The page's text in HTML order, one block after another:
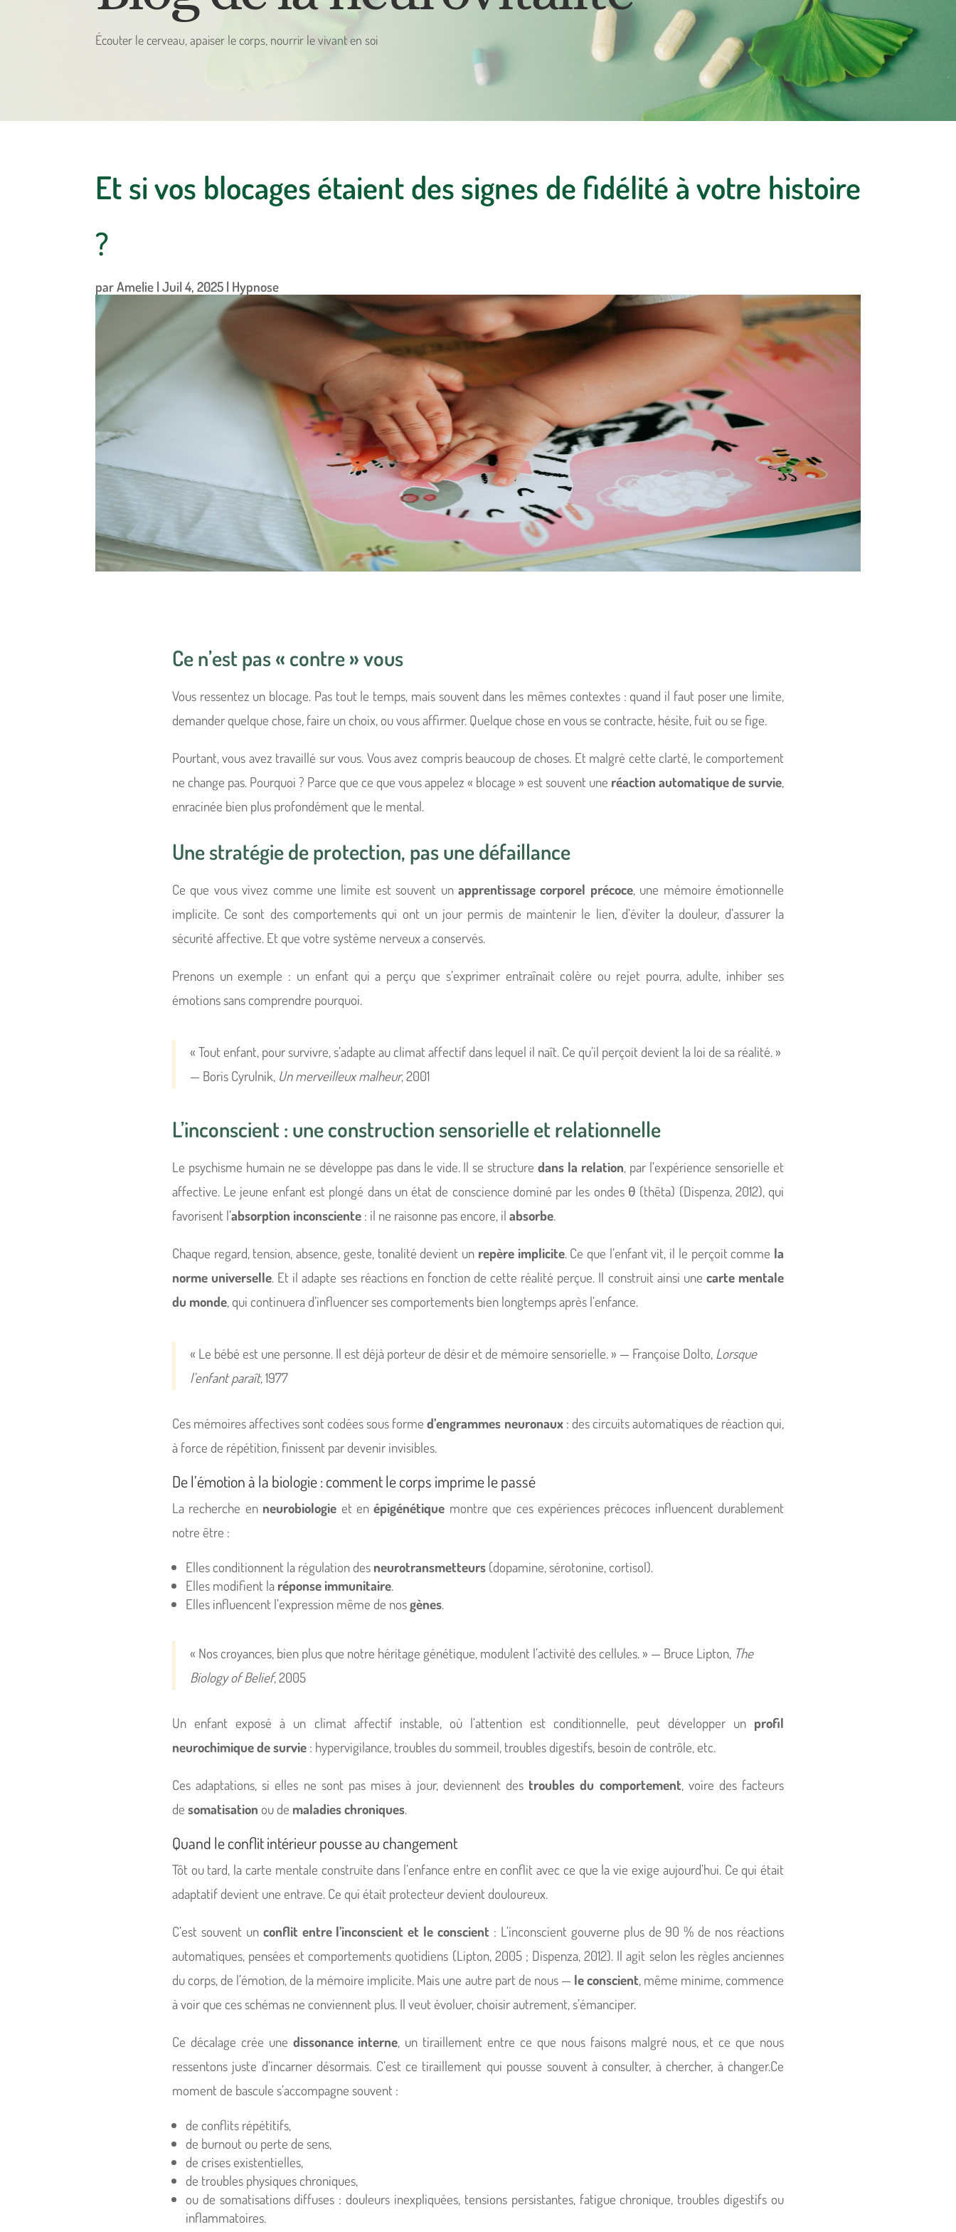
Écouter le cerveau, apaiser le corps, nourrir le vivant en soi
Et si vos blocages étaient des signes de fidélité à votre histoire
?
parAmelie |Juil 4, 2025 | Hypnose
Ce n’est pas « contre » vous
Vous ressentez un blocage. Pas tout le temps, mais souvent dans les mêmes contextes : quand il faut poser une limite,
demander quelque chose, faire un choix, ou vous affirmer. Quelque chose en vous se contracte, hésite, fuit ou se fige.
Pourtant, vous avez travaillé sur vous. Vous avez compris beaucoup de choses. Et malgré cette clarté, le comportement
ne change pas. Pourquoi ? Parce que ce que vous appelez « blocage » est souvent une réaction automatique de survie,
enracinée bien plus profondément que le mental.
Une stratégie de protection, pas une défaillance
Ce que vous vivez comme une limite est souvent un apprentissage corporel précoce, une mémoire émotionnelle
implicite. Ce sont des comportements qui ont un jour permis de maintenir le lien, d’éviter la douleur, d’assurer la
sécurité affective. Et que votre système nerveux a conservés.
Prenons un exemple : un enfant qui a perçu que s’exprimer entraînait colère ou rejet pourra, adulte, inhiber ses
émotions sans comprendre pourquoi.
« Tout enfant, pour survivre, s’adapte au climat affectif dans lequel il naît. Ce qu’il perçoit devient la loi de sa réalité. »
— Boris Cyrulnik, Un merveilleux malheur, 2001
L’inconscient : une construction sensorielle et relationnelle
Le psychisme humain ne se développe pas dans le vide. Il se structure dans la relation, par l’expérience sensorielle et
affective. Le jeune enfant est plongé dans un état de conscience dominé par les ondes θ (thêta) (Dispenza, 2012), qui
favorisent l’absorption inconsciente : il ne raisonne pas encore, il absorbe.
Chaque regard, tension, absence, geste, tonalité devient un repère implicite. Ce que l’enfant vit, il le perçoit comme la
norme universelle. Et il adapte ses réactions en fonction de cette réalité perçue. Il construit ainsi une carte mentale
du monde, qui continuera d’influencer ses comportements bien longtemps après l’enfance.
« Le bébé est une personne. Il est déjà porteur de désir et de mémoire sensorielle. » — Françoise Dolto, Lorsque
l’enfant paraît, 1977
Ces mémoires affectives sont codées sous forme d’engrammes neuronaux : des circuits automatiques de réaction qui,
à force de répétition, finissent par devenir invisibles.
De l’émotion à la biologie : comment le corps imprime le passé
La recherche en neurobiologie et en épigénétique montre que ces expériences précoces influencent durablement
notre être :
Elles conditionnent la régulation des neurotransmetteurs (dopamine, sérotonine, cortisol).
Elles modifient la réponse immunitaire.
Elles influencent l’expression même de nosgènes.
« Nos croyances, bien plus que notre héritage génétique, modulent l’activité des cellules. » — Bruce Lipton, The
Biology of Belief, 2005
Un enfant exposé à un climat affectif instable, où l’attention est conditionnelle, peut développer un profil
neurochimique de survie : hypervigilance, troubles du sommeil, troubles digestifs, besoin de contrôle, etc.
Ces adaptations, si elles ne sont pas mises à jour, deviennent des troubles du comportement, voire des facteurs
de somatisation ou de maladies chroniques.
Quand le conflit intérieur pousse au changement
Tôt ou tard, la carte mentale construite dans l’enfance entre en conflit avec ce que la vie exige aujourd’hui. Ce qui était
adaptatif devient une entrave. Ce qui était protecteur devient douloureux.
C’est souvent un conflit entre l’inconscient et le conscient : L’inconscient gouverne plus de 90 % de nos réactions
automatiques, pensées et comportements quotidiens (Lipton, 2005 ; Dispenza, 2012). Il agit selon les règles anciennes
du corps, de l’émotion, de la mémoire implicite. Mais une autre part de nous — le conscient, même minime, commence
à voir que ces schémas ne conviennent plus. Il veut évoluer, choisir autrement, s’émanciper.
Ce décalage crée une dissonance interne, un tiraillement entre ce que nous faisons malgré nous, et ce que nous
ressentons juste d’incarner désormais. C’est ce tiraillement qui pousse souvent à consulter, à chercher, à changer.Ce
moment de bascule s’accompagne souvent :
de conflits répétitifs,
de burnout ou perte de sens,
de crises existentielles,
de troubles physiques chroniques,
ou de somatisations diffuses : douleurs inexpliquées, tensions persistantes, fatigue chronique, troubles digestifs ou
inflammatoires.